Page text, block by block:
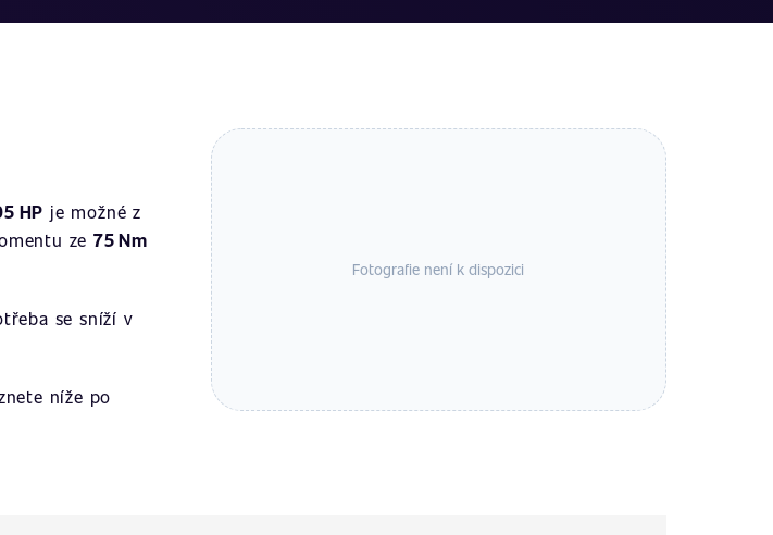
HP je možné z
ze75 Nm
se sníží v
níže po
Fotografie není k dispozici